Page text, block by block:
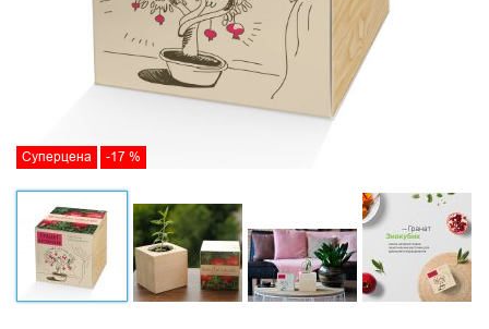
Суперцена -17 %